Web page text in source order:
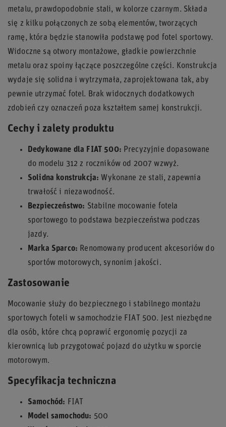
metalu, prawdopodobnie stali, w kolorze czarnym. Składa
się z kilku połączonych ze sobą elementów, tworzących
ramę, która będzie stanowiła podstawę pod fotel sportowy.
Widoczne są otwory montażowe, gładkie powierzchnie
metalu oraz spoiny łączące poszczególne części. Konstrukcja
wydaje się solidna i wytrzymała, zaprojektowana tak, aby
pewnie utrzymać fotel. Brak widocznych dodatkowych
zdobień czy oznaczeń poza kształtem samej konstrukcji.
Cechy i zalety produktu
Dedykowane dla FIAT 500: Precyzyjnie dopasowane
do modelu 312 z roczników od 2007 wzwyż.
Solidna konstrukcja: Wykonane ze stali, zapewnia
trwałość i niezawodność.
Bezpieczeństwo: Stabilne mocowanie fotela
sportowego to podstawa bezpieczeństwa podczas
jazdy.
Marka Sparco: Renomowany producent akcesoriów do
sportów motorowych, synonim jakości.
Zastosowanie
Mocowanie służy do bezpiecznego i stabilnego montażu
sportowych foteli w samochodzie FIAT 500. Jest niezbędne
dla osób, które chcą poprawić ergonomię pozycji za
kierownicą lub przygotować pojazd do użytku w sporcie
motorowym.
Specyfikacja techniczna
Samochód: FIAT
Model samochodu: 500